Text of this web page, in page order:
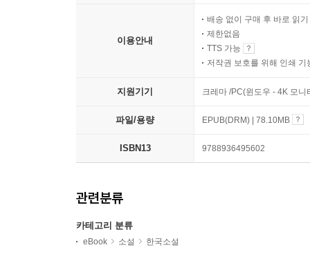
이용안내
배송 없이 구매 후 바로 읽기
제한없음
TTS 가능
저작권 보호를 위해 인쇄 기
지원기기 크레마 /PC(윈도우 - 4K 모
파일/용량 EPUB(DRM) | 78.10MB
ISBN13 9788936495602
관련분류
카테고리 분류
eBook 소설 한국소설